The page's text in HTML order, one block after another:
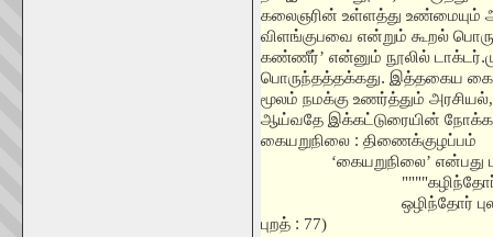
கலைஞரின் உள்ளத்து உண்மையும்
விளங்குபவை என்றும் கூறல்
கண்ணீர்’ என்னும் நூலில்
பொருந்தத்தக்கது. இத்தகைய
மூலம் நமக்கு உணர்த்தும் அரசியல்
ஆய்வதே இக்கட்டுரையின்
கையறுநிலை : திணைக்குழப்பம்
‘கையறுநிலை’ என்பது
""""
ஒழிந்தோர்
புறத் : 77)